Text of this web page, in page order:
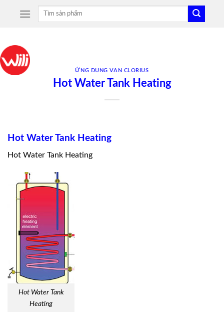
Tìm
ỨNG DỤNG VAN CLORIUS
Hot Water Tank Heating
Hot Water Tank Heating
Hot Water Tank Heating
Hot Water Tank
Heating